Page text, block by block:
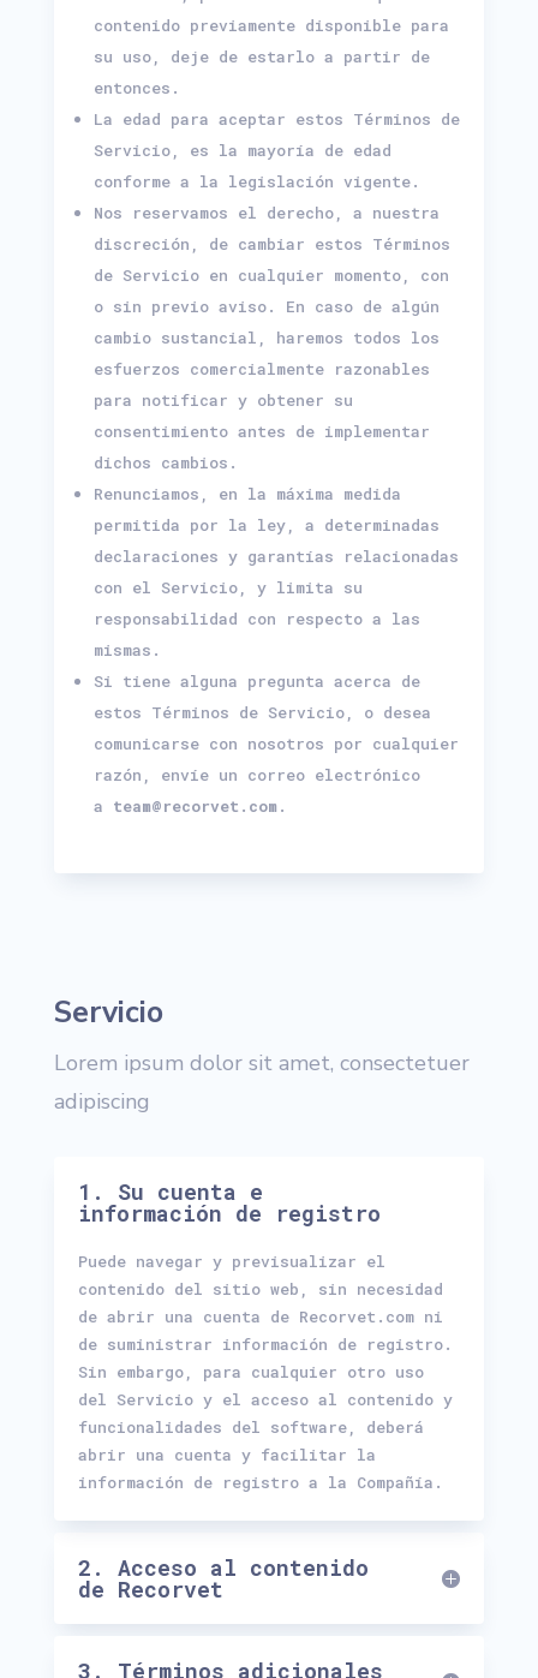
contenido previamente disponible para
su uso, deje de estarlo a partir de
entonces.
La edad para aceptar estos Términos de
Servicio, es la mayoría de edad
conforme a la legislación vigente.
Nos reservamos el derecho, a nuestra
discreción, de cambiar estos Términos
de Servicio en cualquier momento, con
o sin previo aviso. En caso de algún
cambio sustancial, haremos todos los
esfuerzos comercialmente razonables
para notificar y obtener su
consentimiento antes de implementar
dichos cambios.
Renunciamos, en la máxima medida
permitida por la ley, a determinadas
declaraciones y garantías relacionadas
con el Servicio, y limita su
responsabilidad con respecto a las
mismas.
Si tiene alguna pregunta acerca de
estos Términos de Servicio, o desea
comunicarse con nosotros por cualquier
razón, envíe un correo electrónico
a team@recorvet.com.
Servicio
Lorem ipsum dolor sit amet, consectetuer
adipiscing
1. Su cuenta e
información de registro
Puede navegar y previsualizar el
contenido del sitio web, sin necesidad
de abrir una cuenta de Recorvet.com ni
de suministrar información de registro.
Sin embargo, para cualquier otro uso
del Servicio y el acceso al contenido y
funcionalidades del software, deberá
abrir una cuenta y facilitar la
información de registro a la Compañía.
2. Acceso al contenido
de Recorvet
3. Términos adicionales